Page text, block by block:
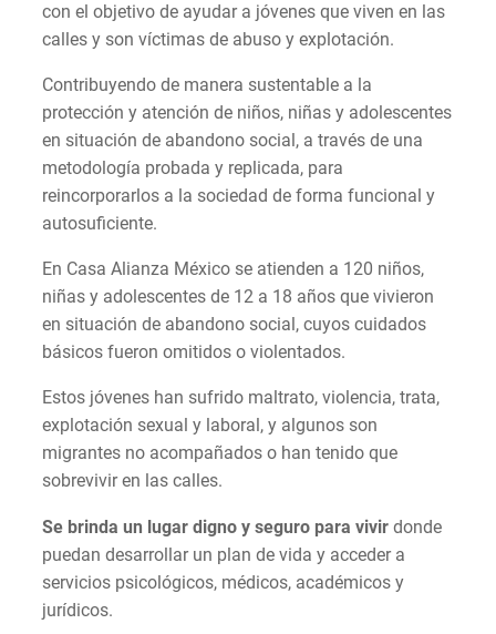
con el objetivo de ayudar a jóvenes que viven en las
calles y son víctimas de abuso y explotación.
Contribuyendo de manera sustentable a la
protección y atención de niños, niñas y adolescentes
en situación de abandono social, a través de una
metodología probada y replicada, para
reincorporarlos a la sociedad de forma funcional y
autosuficiente.
En Casa Alianza México se atienden a 120 niños,
niñas y adolescentes de 12 a 18 años que vivieron
en situación de abandono social, cuyos cuidados
básicos fueron omitidos o violentados.
Estos jóvenes han sufrido maltrato, violencia, trata,
explotación sexual y laboral, y algunos son
migrantes no acompañados o han tenido que
sobrevivir en las calles.
Se brinda un lugar digno y seguro para vivir donde
puedan desarrollar un plan de vida y acceder a
servicios psicológicos, médicos, académicos y
jurídicos.